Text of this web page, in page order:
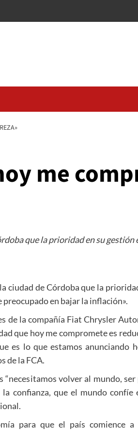
me
que la prioridad en su gestión
ciudad de Córdoba que la
en bajar la inflación».
la compañía Fiat Chrysler
que hoy me compromete es
es lo que estamos anunciando
de la FCA.
volver al mundo,
confianza, que el mundo
para que el país comience a